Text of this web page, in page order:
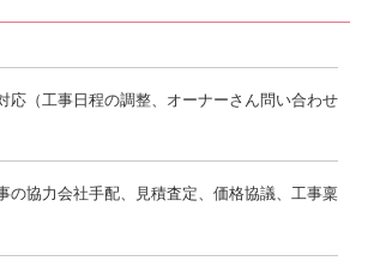
応（工事日程の調整、オーナーさん問い合わせ
の協力会社手配、見積査定、価格協議、工事稟